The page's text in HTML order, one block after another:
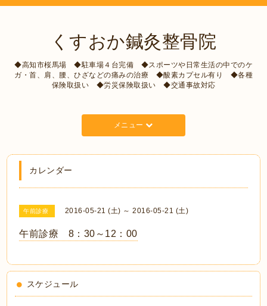
くすおか鍼灸整骨院
◆高知市桜馬場 ◆駐車場４台完備 ◆スポーツや日常生活の中でのケ
ガ・首、肩、腰、ひざなどの痛みの治療 ◆酸素カプセル有り ◆各種
保険取扱い ◆労災保険取扱い ◆交通事故対応
メニュー
カレンダー
午前診療 2016-05-21 (土) ～ 2016-05-21 (土)
午前診療 8：30～12：00
スケジュール